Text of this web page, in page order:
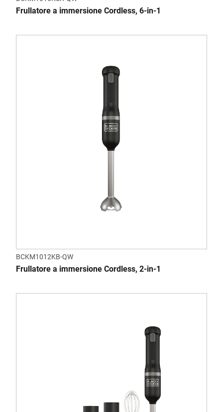
Frullatore a immersione Cordless, 6-in-1
BCKM1012KB-QW
Frullatore a immersione Cordless, 2-in-1